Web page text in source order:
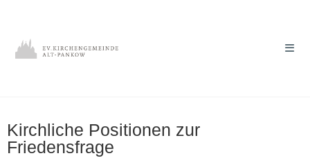
Kirchliche Positionen zur
Friedensfrage